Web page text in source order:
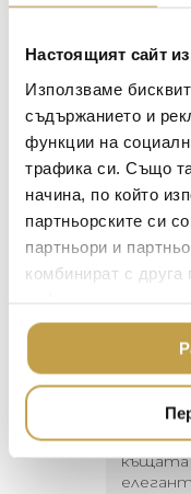
Настоящият сайт
Използваме
съдържанието и
функции на
трафика си. Също
начина, по който
партньорските си
партньори и
комбинират с друга
ползването от
Запада.
развиват в
When east and
ceramic
come from a
contemporary
Най-
къщата